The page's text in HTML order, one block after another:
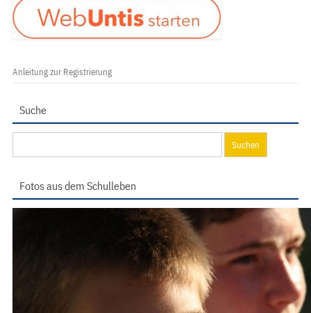
Anleitung zur Registrierung
Suche
nach:
Fotos aus dem Schulleben